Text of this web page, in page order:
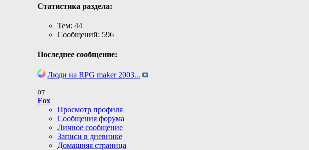
Статистика раздела:
Тем: 44
Сообщений: 596
Последнее сообщение:
Люди на RPG maker 2003...
от
Fox
Просмотр профиля
Сообщения форума
Личное сообщение
Записи в дневнике
Домашняя страница